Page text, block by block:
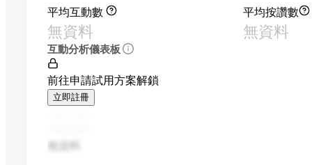
平均互動數
無資料
平均按讚數
無資料
互動分析儀表板
前往申請試用方案解鎖
立即註冊
無資料